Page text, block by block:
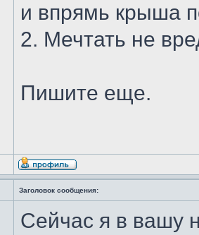
и впрямь крыша
2. Мечтать не
Пишите еще.
Заголовок сообщения:
Сейчас я в вашу